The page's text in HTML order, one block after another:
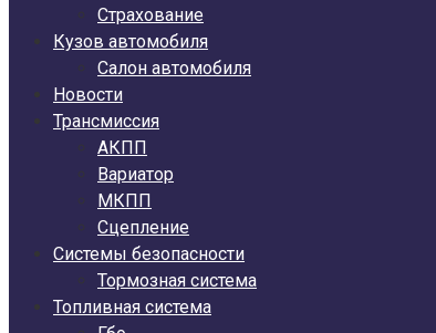
Страхование
Кузов автомобиля
Салон автомобиля
Новости
Трансмиссия
АКПП
Вариатор
МКПП
Сцепление
Системы безопасности
Тормозная система
Топливная система